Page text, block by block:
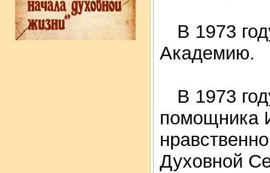
В 1973
Академию.
В 1973
помощника
Духовной